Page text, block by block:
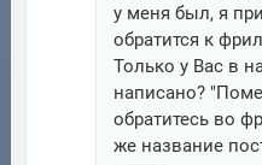
у меня был, я
обратится к
Только у Вас в
написано?
обратитесь во
же название